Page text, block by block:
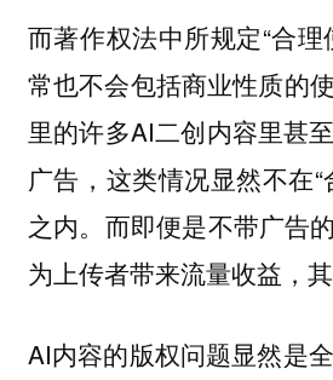
而著作权法中所规定“合理
常也不会包括商业性质的
里的许多AI二创内容里甚
广告，这类情况显然不在“
之内。而即便是不带广告
为上传者带来流量收益，
AI内容的版权问题显然是